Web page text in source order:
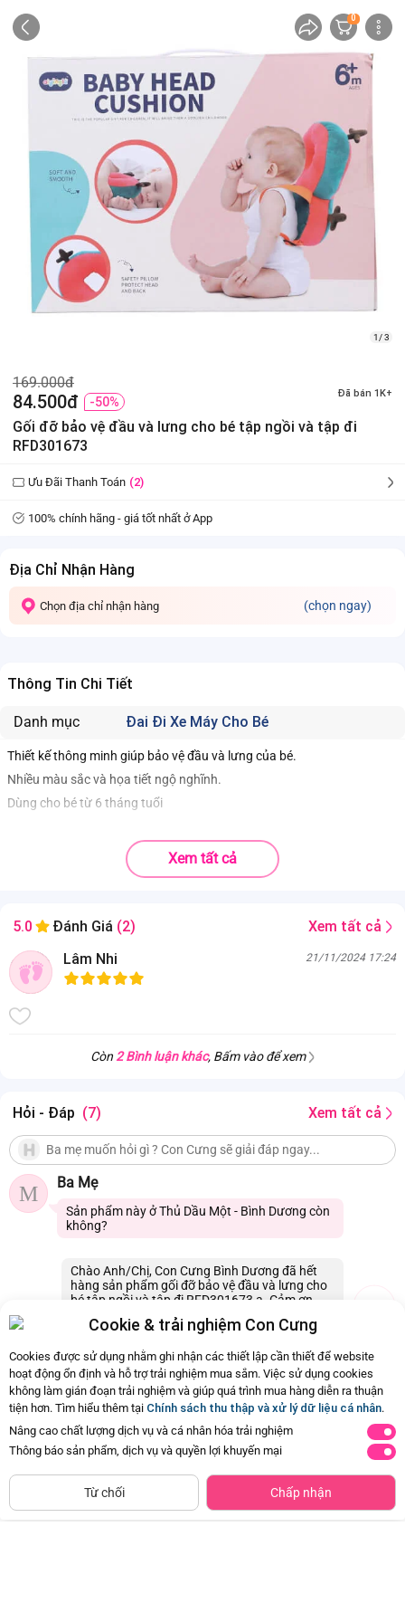
0
1/ 3
169.000đ
84.500đ -50%
Đã bán 1K+
Gối đỡ bảo vệ đầu và lưng cho bé tập ngồi và tập đi
RFD301673
Ưu Đãi Thanh Toán (2)
100% chính hãng - giá tốt nhất ở App
Địa Chỉ Nhận Hàng
Chọn địa chỉ nhận hàng (chọn ngay)
Thông Tin Chi Tiết
Danh mục Đai Đi Xe Máy Cho Bé
Thiết kế thông minh giúp bảo vệ đầu và lưng của bé.
Nhiều màu sắc và họa tiết ngộ nghĩnh.
Dùng cho bé từ 6 tháng tuổi
Xem tất cả
5.0 Đánh Giá (2)
Xem tất cả
Lâm Nhi
21/11/2024 17:24
Còn 2 Bình luận khác, Bấm vào để xem
Hỏi - Đáp (7) Xem tất cả
M Ba Mẹ
Sản phẩm này ở Thủ Dầu Một - Bình Dương còn
không?
Chào Anh/Chị, Con Cưng Bình Dương đã hết
hàng sản phẩm gối đỡ bảo vệ đầu và lưng cho
bé tập ngồi và tập đi RFD301673 ạ. Cảm ơn
0
Còn7 Hỏi - Đáp khác, Bấm vào để xem
ĐÃ HẾT HÀNG
Cookie & trải nghiệm Con Cưng
Cookies được sử dụng nhằm ghi nhận các thiết lập cần thiết để website
hoạt động ổn định và hỗ trợ trải nghiệm mua sắm. Việc sử dụng cookies
không làm gián đoạn trải nghiệm và giúp quá trình mua hàng diễn ra thuận
tiện hơn. Tìm hiểu thêm tại Chính sách thu thập và xử lý dữ liệu cá nhân.
Nâng cao chất lượng dịch vụ và cá nhân hóa trải nghiệm
Thông báo sản phẩm, dịch vụ và quyền lợi khuyến mại
Từ chối Chấp nhận